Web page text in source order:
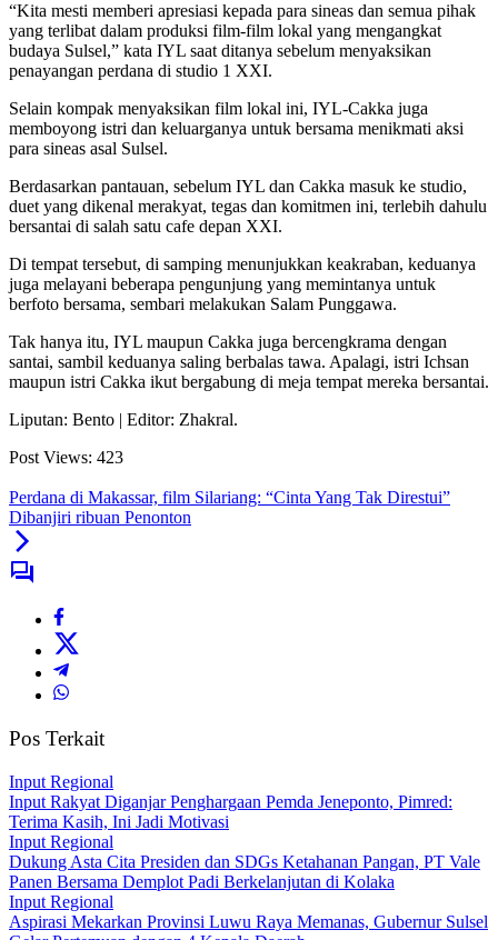
“Kita mesti memberi apresiasi kepada para sineas dan semua pihak
yang terlibat dalam produksi film-film lokal yang mengangkat
budaya Sulsel,” kata IYL saat ditanya sebelum menyaksikan
penayangan perdana di studio 1 XXI.
Selain kompak menyaksikan film lokal ini, IYL-Cakka juga
memboyong istri dan keluarganya untuk bersama menikmati aksi
para sineas asal Sulsel.
Berdasarkan pantauan, sebelum IYL dan Cakka masuk ke studio,
duet yang dikenal merakyat, tegas dan komitmen ini, terlebih dahulu
bersantai di salah satu cafe depan XXI.
Di tempat tersebut, di samping menunjukkan keakraban, keduanya
juga melayani beberapa pengunjung yang memintanya untuk
berfoto bersama, sembari melakukan Salam Punggawa.
Tak hanya itu, IYL maupun Cakka juga bercengkrama dengan
santai, sambil keduanya saling berbalas tawa. Apalagi, istri Ichsan
maupun istri Cakka ikut bergabung di meja tempat mereka bersantai.
Liputan: Bento | Editor: Zhakral.
Post Views: 423
Perdana di Makassar, film Silariang: “Cinta Yang Tak Direstui”
Dibanjiri ribuan Penonton
Pos Terkait
Input Regional
Input Rakyat Diganjar Penghargaan Pemda Jeneponto, Pimred:
Terima Kasih, Ini Jadi Motivasi
Input Regional
Dukung Asta Cita Presiden dan SDGs Ketahanan Pangan, PT Vale
Panen Bersama Demplot Padi Berkelanjutan di Kolaka
Input Regional
Aspirasi Mekarkan Provinsi Luwu Raya Memanas, Gubernur Sulsel